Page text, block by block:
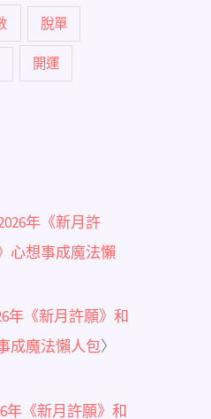
脫單
開運
年《新月許
心想事成魔法懶
年《新月許願》和
成魔法懶人包〉
年《新月許願》和